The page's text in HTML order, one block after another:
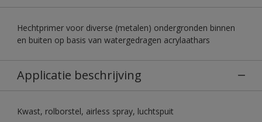
Hechtprimer voor diverse (metalen) ondergronden binnen
en buiten op basis van watergedragen acrylaathars
Applicatie beschrijving
Kwast, rolborstel, airless spray, luchtspuit